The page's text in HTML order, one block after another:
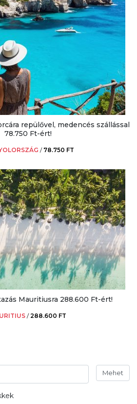
repülővel, medencés szállással
78.750 Ft-ért!
/ 78.750 FT
Mauritiusra 288.600 Ft-ért!
/288.600 FT
Mehet